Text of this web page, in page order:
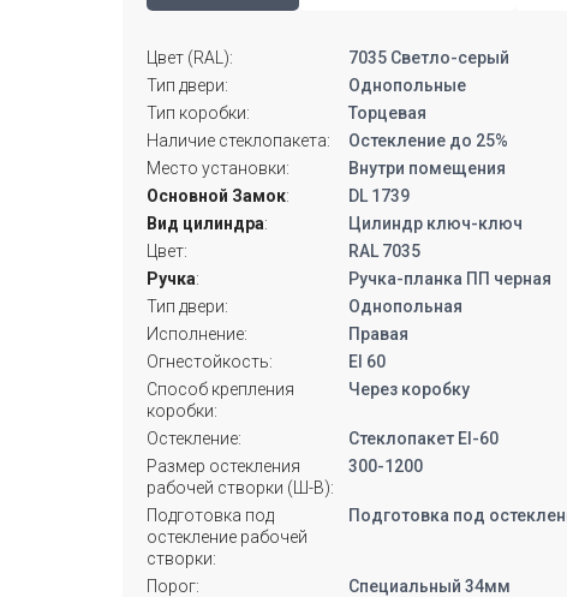
Цвет (RAL):
7035 Светло-серый
Тип двери:
Однопольные
Тип коробки:
Торцевая
Наличие стеклопакета:
Остекление до 25%
Место установки:
Внутри помещения
Основной Замок:
DL 1739
Вид цилиндра:
Цилиндр ключ-ключ
Цвет:
RAL 7035
Ручка:
Ручка-планка ПП черная
Тип двери:
Однопольная
Исполнение:
Правая
Огнестойкость:
EI 60
Способ крепления
коробки:
Через коробку
Остекление:
Стеклопакет EI-60
Размер остекления
рабочей створки (Ш-В):
300-1200
Подготовка под
остекление рабочей
створки:
Подготовка под
Порог: Специальный 34мм